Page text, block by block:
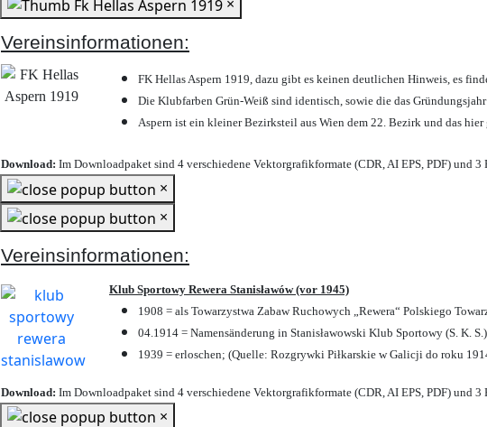
×
Vereinsinformationen:
FK Hellas Aspern 1919, dazu gibt es keinen deutlichen Hinweis, es
Die Klubfarben Grün-Weiß sind identisch, sowie die das
Aspern ist ein kleiner Bezirksteil aus Wien dem 22. Bezirk und das
Download: Im Downloadpaket sind 4 verschiedene Vektorgrafikformate (CDR, AI EPS, PDF) und
×
×
Vereinsinformationen:
Klub Sportowy Rewera Stanisławów (vor 1945)
1908 = als Towarzystwa Zabaw Ruchowych „Rewera“ Polskiego
04.1914 = Namensänderung in Stanisławowski Klub Sportowy (S. K.
1939 = erloschen; (Quelle: Rozgrywki Piłkarskie w Galicji do roku
Download: Im Downloadpaket sind 4 verschiedene Vektorgrafikformate (CDR, AI EPS, PDF) und 3
×